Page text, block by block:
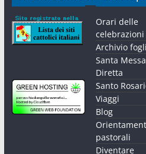
Orari delle
celebrazioni
Archivio
Santa
Diretta
Santo
Viaggi
Blog
pastorali
Diventare